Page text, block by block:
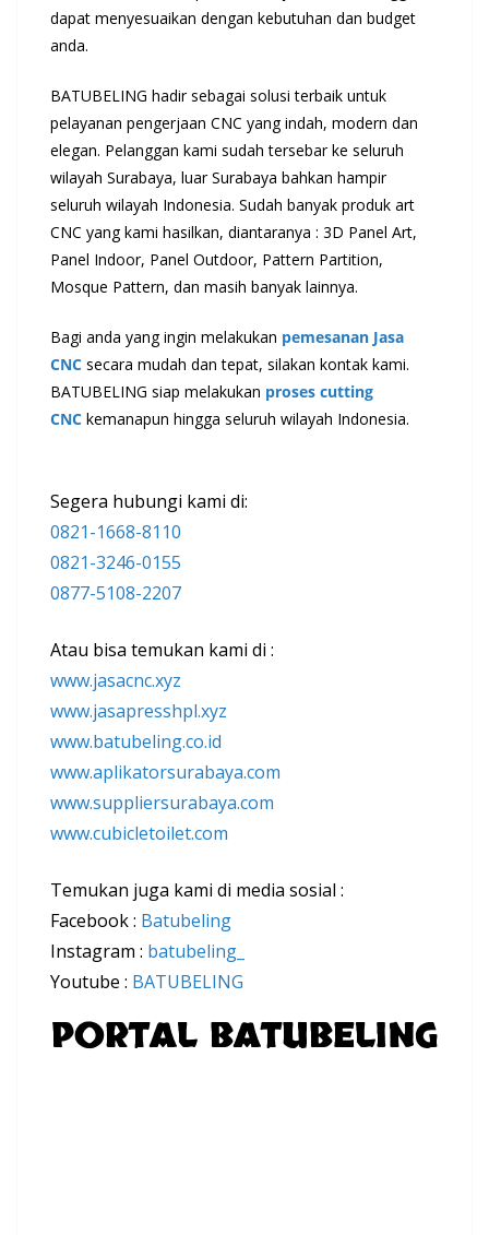
dapat menyesuaikan dengan kebutuhan dan budget
anda.
BATUBELING hadir sebagai solusi terbaik untuk
pelayanan pengerjaan CNC yang indah, modern dan
elegan. Pelanggan kami sudah tersebar ke seluruh
wilayah Surabaya, luar Surabaya bahkan hampir
seluruh wilayah Indonesia. Sudah banyak produk art
CNC yang kami hasilkan, diantaranya : 3D Panel Art,
Panel Indoor, Panel Outdoor, Pattern Partition,
Mosque Pattern, dan masih banyak lainnya.
Bagi anda yang ingin melakukan pemesanan Jasa
CNC secara mudah dan tepat, silakan kontak kami.
BATUBELING siap melakukan proses cutting
CNC kemanapun hingga seluruh wilayah Indonesia.
Segera hubungi kami di:
0821-1668-8110
0821-3246-0155
0877-5108-2207
Atau bisa temukan kami di :
www.jasacnc.xyz
www.jasapresshpl.xyz
www.batubeling.co.id
www.aplikatorsurabaya.com
www.suppliersurabaya.com
www.cubicletoilet.com
Temukan juga kami di media sosial :
Facebook : Batubeling
Instagram : batubeling_
Youtube : BATUBELING
PORTAL BATUBELING